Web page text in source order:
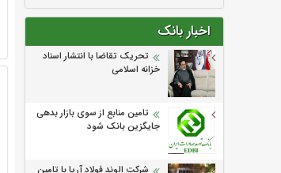
اخبار بانک
تحریک تقاضا با انتشار اسناد
خزانه اسلامی
تامین منابع از سوی بازار بدهی
جایگزین بانک شود
شرکت الوند فولاد آریا با تامین